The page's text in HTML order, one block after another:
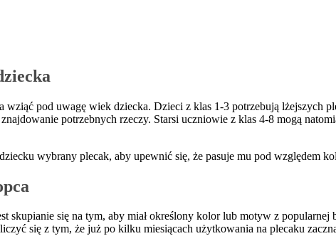
wziąć pod uwagę wiek dziecka. Dzieci z klas 1-3 potrzebują lżejszych
potrzebnych rzeczy. Starsi uczniowie z klas 4-8 mogą
wybrany plecak, aby upewnić się, że pasuje mu pod względem
skupianie się na tym, aby miał określony kolor lub motyw z
się z tym, że już po kilku miesiącach użytkowania na plecaku